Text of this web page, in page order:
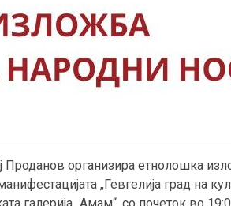
Проданов организира етнолошка
„Гевгелија град на